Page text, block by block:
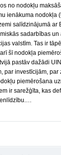
no nodokļu
ienākuma nodokļa
salīdzinājumā ar
sadarbības un
valstīm. Tas ir
šī nodokļa
pastāv dažādi
par investīcijām, par
piemērošana
ir sarežģīta, kas